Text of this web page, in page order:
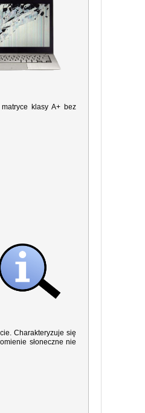
klasy A+ bez
Charakteryzuje się
słoneczne nie